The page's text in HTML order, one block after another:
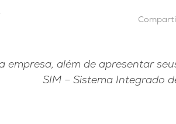
empresa, além de apresentar
SIM – Sistema Integrado